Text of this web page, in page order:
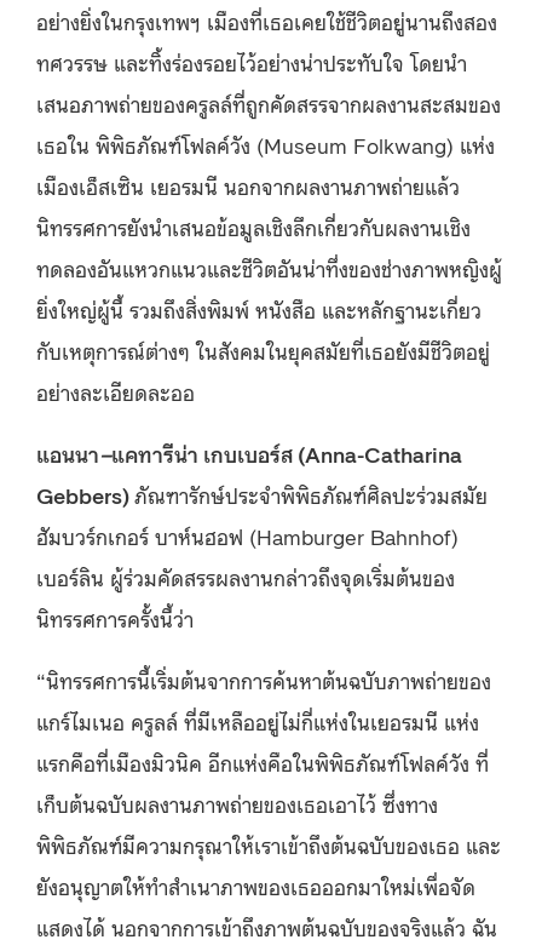
อย่างยิ่งในกรุงเทพฯ เมืองที่เธอเคยใช้ชีวิตอยู่นานถึงสอง
ทศวรรษ และทิ้งร่องรอยไว้อย่างน่าประทับใจ โดยนำ
เสนอภาพถ่ายของครูลล์ที่ถูกคัดสรรจากผลงานสะสมของ
เธอใน พิพิธภัณฑ์โฟลค์วัง (Museum Folkwang) แห่ง
เมืองเอ็สเซิน เยอรมนี นอกจากผลงานภาพถ่ายแล้ว
นิทรรศการยังนำเสนอข้อมูลเชิงลึกเกี่ยวกับผลงานเชิง
ทดลองอันแหวกแนวและชีวิตอันน่าทึ่งของช่างภาพหญิงผู้
ยิ่งใหญ่ผู้นี้ รวมถึงสิ่งพิมพ์ หนังสือ และหลักฐานะเกี่ยว
กับเหตุการณ์ต่างๆ ในสังคมในยุคสมัยที่เธอยังมีชีวิตอยู่
อย่างละเอียดละออ
แอนนา–แคทารีน่า เกบเบอร์ส (Anna-Catharina
Gebbers)ภัณฑารักษ์ประจำพิพิธภัณฑ์ศิลปะร่วมสมัย
ฮัมบวร์กเกอร์ บาห์นฮอฟ (Hamburger Bahnhof)
เบอร์ลิน ผู้ร่วมคัดสรรผลงานกล่าวถึงจุดเริ่มต้นของ
นิทรรศการครั้งนี้ว่า
“นิทรรศการนี้เริ่มต้นจากการค้นหาต้นฉบับภาพถ่ายของ
แกร์ไมเนอ ครูลล์ ที่มีเหลืออยู่ไม่กี่แห่งในเยอรมนี แห่ง
แรกคือที่เมืองมิวนิค อีกแห่งคือในพิพิธภัณฑ์โฟลค์วัง ที่
เก็บต้นฉบับผลงานภาพถ่ายของเธอเอาไว้ ซึ่งทาง
พิพิธภัณฑ์มีความกรุณาให้เราเข้าถึงต้นฉบับของเธอ และ
ยังอนุญาตให้ทำสำเนาภาพของเธอออกมาใหม่เพื่อจัด
แสดงได้ นอกจากการเข้าถึงภาพต้นฉบับของจริงแล้ว ฉัน